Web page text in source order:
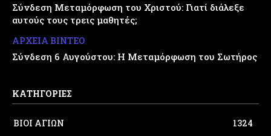
Σύνδεση Μεταμόρφωση του Χριστού: Γιατί διάλεξε
αυτούς τους τρεις μαθητές;
ΑΡΧΕΙΑ ΒΙΝΤΕΟ
Σύνδεση 6 Αυγούστου: Η Μεταμόρφωση του Σωτήρος
ΚΑΤΗΓΟΡΙΕΣ
ΒΙΟΙ ΑΓΙΩΝ
1324